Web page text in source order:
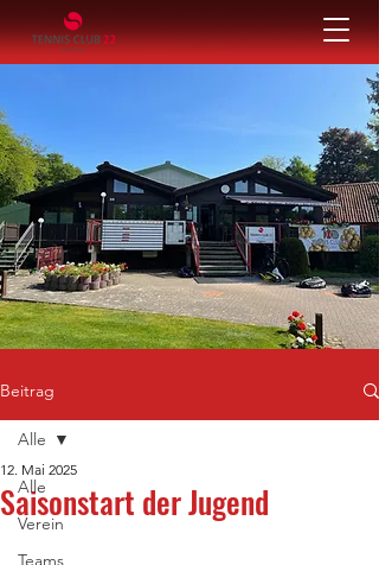
Beitrag
Alle
Verein
Teams
Alle
Saisonstart der Jugend
12. Mai 2025